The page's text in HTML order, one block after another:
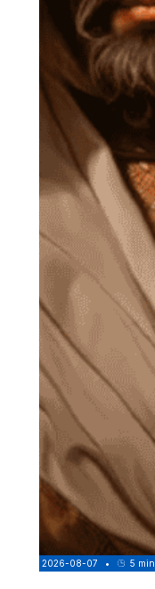
2026-08-07 • 5